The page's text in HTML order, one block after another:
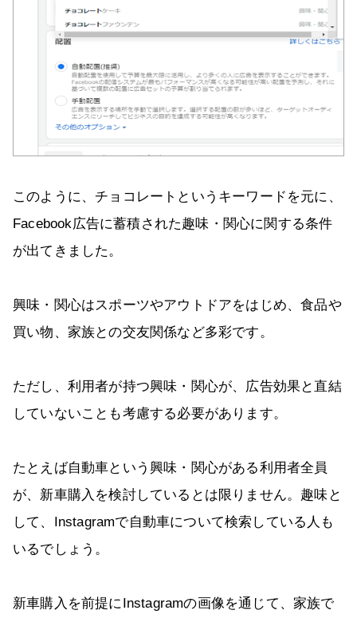
このように、チョコレートというキーワードを元に、
Facebook広告に蓄積された趣味・関心に関する条件
が出てきました。
興味・関心はスポーツやアウトドアをはじめ、食品や
買い物、家族との交友関係など多彩です。
ただし、利用者が持つ興味・関心が、広告効果と直結
していないことも考慮する必要があります。
たとえば自動車という興味・関心がある利用者全員
が、新車購入を検討しているとは限りません。趣味と
して、Instagramで自動車について検索している人も
いるでしょう。
新車購入を前提にInstagramの画像を通じて、家族で